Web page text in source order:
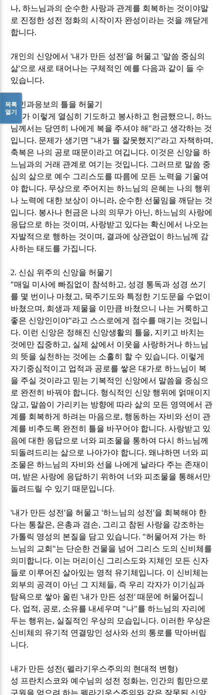
나,하느님과의 순수한 사랑과 관계를 회복하는 것이야말
로 진정한 성전 정화의 시작이자 완성이라는 것을 깨닫게
합니다.
개인의 신앙에서'내가 만든 성전'을 허물고'말씀 중심의
삶'으로 새로 태어나는 구체적인 예를 다음과 같이 들 수
있습니다.
1. 인과응보의 틀을 허물기
" 내가 이렇게 열심히 기도하고 봉사하고 헌금했으니 ,하느
님께서는 당연히 나에게 복을 주셔야 해 "라고 생각하는 것
입니다. 문제가 생기면 "내가 뭘 잘못했지?"라고 자책하며 ,
축복은 나의 공로 때문이라고 여깁니다. 이것은 신앙을 하
느님과의 거래 관계로 여기는 것입니다. 그러므로 말씀 중
심의 삶으로 예수 그리스도를 따름에 모든 노력을 기울여
야 합니다. 무상으로 주어지는 하느님의 은혜는 나의 행위
나 노력에 대한 보상이 아니라, 순수한 선물임을 깨닫는 것
입니다. 봉사나 헌금은 나의 의무가 아닌,하느님의 사랑에
응답으로 하는 것이며 ,사랑받고 있다는 확신에서 나오는
자발적으로 행하는 것이며 , 결과에 상관없이 하느님께 감
사하는 태도를 가집니다.
2. 신심 위주의 신앙을 허물기
"매일 미사에 빠짐없이 참석하고, 성경 통독과 성경 쓰기
를 몇 번이나 마쳤고, 묵주기도와 특정한 기도문을 수없이
바쳤으며 , 희생과 제물을 이만큼 바쳤으니 나는 거룩하고
좋은 신앙인이야"라고 스스로에게 점수를 매기는 것입니
다. 이런 신앙은 정해진 신앙생활의 틀을, 지키고 바치는
것에만 집중하고, 실제 삶에서 이웃을 사랑하거나 하느님
의 뜻을 실천하는 것에는 소홀히 할 수 있습니다. 이렇게
자기중심적이고 업적과 공로를 쌓은 대가로 하느님이 복
을 주실 것이라고 믿는 기복적인 신앙에서 말씀을 중심으
로 완전히 바꿔야 합니다. 형식적인 신앙 행위에 얽매이지
않고, 말씀이 가리키는 방향에 따라 삶의 모든 영역에서 관
계를 회복하게 하려는 마음으로, 행동하는 자비와 선이 관
계를 비추도록 완전히 틀을 바꾸어야 합니다.사랑받고 있
음에 대한 응답으로 너와 피조물을 통하여 다시 하느님께
되돌려드리는 삶으로 나아가야 합니다.왜냐하면 너와 피
조물은 하느님의 자비와 선을 나에게 날라다 주는 존재이
며 , 받은 사랑에 응답하기 위하여 너와 피조물을 통해서만
돌려드릴 수 있기 때문입니다.
'내가 만든 성전'을 허물고'하느님의 성전'을 회복해야 한
다는 통찰은, 은총과 겸손, 그리고 참된 사랑을 강조하는
가톨릭 영성의 본질을 담고 있습니다. "허물어져 가는 하
느님의 교회 "는 단순한 건물을 넘어 그리스 도의 신비체를
의미합니다. 이는 머리이신 그리스도와 지체인 모든 신자
들로 이루어진 살아있는 영적 유기체입니다. 이 신비체는
외부의 공격이 아닌 그 지체들, 즉 우리 각자가 이기심과
탐욕으로 쌓아 올린'내가 만든 성전'때문에 허물어집니
다. 업적, 공로, 소유를 내세우며 "나"를 하느님의 자리에
두는 행위는, 실질적인 우상의 모습입니다. 이러한 우상은
신비체의 유기적 연결망인 성사와 선의 통로를 막아버립
니다.
내가 만든 성전(펠라기우스주의의 현대적 변형)
성 프란치스코와 예수님의 성전 정화는, 인간의 힘만으로
구원을 얻으려 하는 펠라기우스주의와 같은 잘못된 신앙
목록
열기